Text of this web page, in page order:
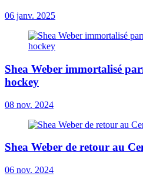
06 janv. 2025
Shea Weber immortalisé
hockey
08 nov. 2024
Shea Weber de retour au
06 nov. 2024